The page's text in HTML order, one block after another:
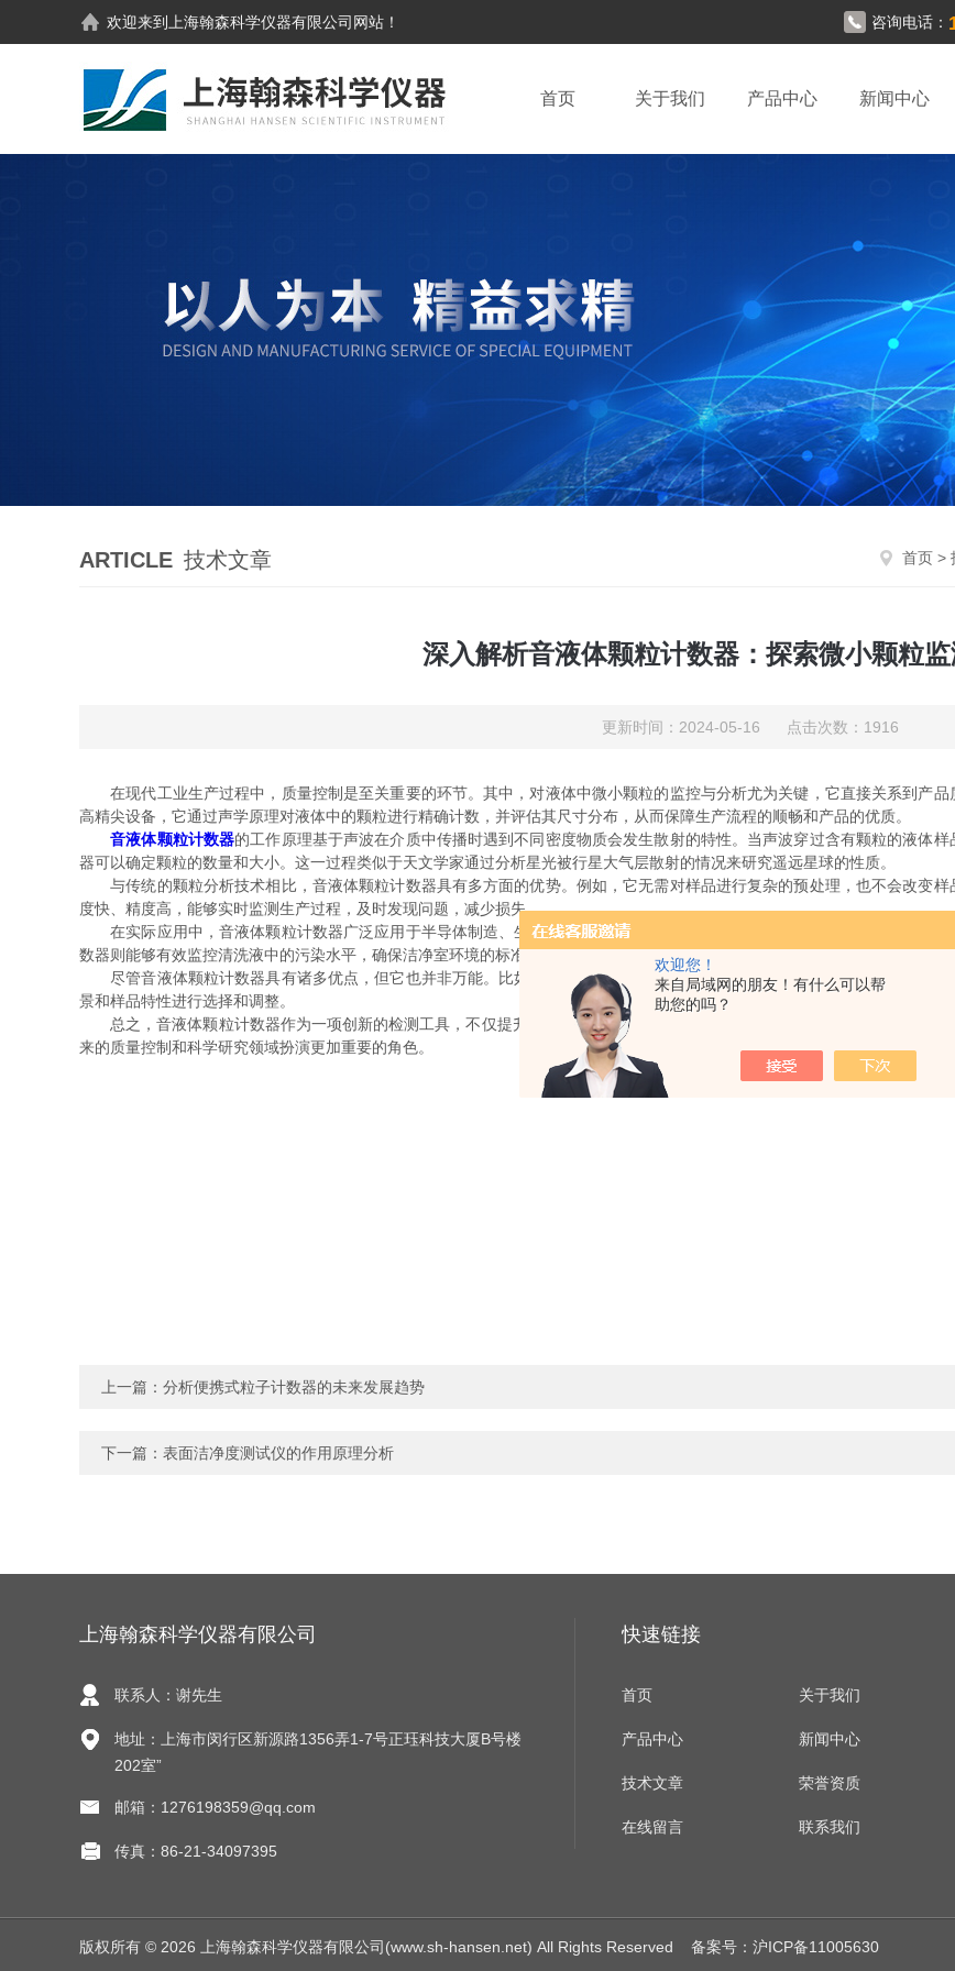
欢迎您！
来自局域网的朋友！有什么可以帮
助您的吗？
欢迎来到 上海翰森科学仪器有限公司 网站！ 咨询电话：
首页 关于我们 产品中心 新闻中心
ARTICLE 技术文章 首页 >
深入解析音液体颗粒计数器：探索微小颗粒
更新时间：2024-05-16 点击次数：1916
在现代工业生产过程中，质量控制是至关重要的环节。其中，对液体中微小颗粒的监控与分析尤为关键，它直接关系到产品
高精尖设备，它通过声学原理对液体中的颗粒进行精确计数，并评估其尺寸分布，从而保障生产流程的顺畅和产品的优质。
音液体颗粒计数器的工作原理基于声波在介质中传播时遇到不同密度物质会发生散射的特性。当声波穿过含有颗粒的液体
器可以确定颗粒的数量和大小。这一过程类似于天文学家通过分析星光被行星大气层散射的情况来研究遥远星球的性质。
与传统的颗粒分析技术相比，音液体颗粒计数器具有多方面的优势。例如，它无需对样品进行复杂的预处理，也不会改变
度快、精度高，能够实时监测生产过程，及时发现问题，减少损失。
在实际应用中，音液体颗粒计数器广泛应用于半导体制造、生物制药、化工原料、食品饮料等众多领域。以半导体行业为例
数器则能够有效监控清洗液中的污染水平，确保洁净室环境的标准。
尽管音液体颗粒计数器具有诸多优点，但它也并非万能。比如，对于某些特殊类型的液体或者极其细小的颗粒，其检测能力
景和样品特性进行选择和调整。
总之，音液体颗粒计数器作为一项创新的检测工具，不仅提升了工业生产的精度和效率，也为科研人员提供了*的实验手段。
来的质量控制和科学研究领域扮演更加重要的角色。
上一篇： 分析便携式粒子计数器的未来发展趋势
下一篇： 表面洁净度测试仪的作用原理分析
上海翰森科学仪器有限公司
联系人：谢先生
地址：上海市闵行区新源路1356弄1-7号正珏科技大厦B号楼
202室”
邮箱：1276198359@qq.com
传真：86-21-34097395
快速链接
首页 关于我们
产品中心 新闻中心
技术文章 荣誉资质
在线留言 联系我们
版权所有 © 2026 上海翰森科学仪器有限公司(www.sh-hansen.net) All Rights Reserved 备案号：沪ICP备11005630